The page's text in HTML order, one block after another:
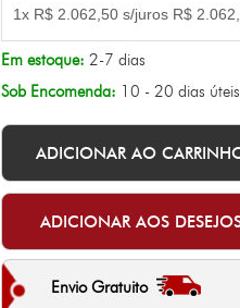
Em estoque: 2-7 dias
Sob Encomenda: 10 - 20 dias úteis
Envio Gratuito